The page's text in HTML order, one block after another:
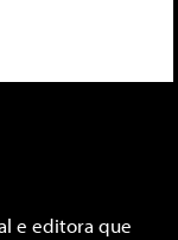
e editora que